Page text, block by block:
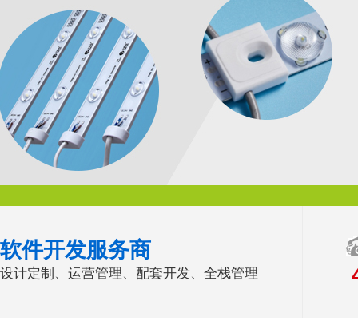
软件开发服务商
设计定制、运营管理、配套开发、全栈管理